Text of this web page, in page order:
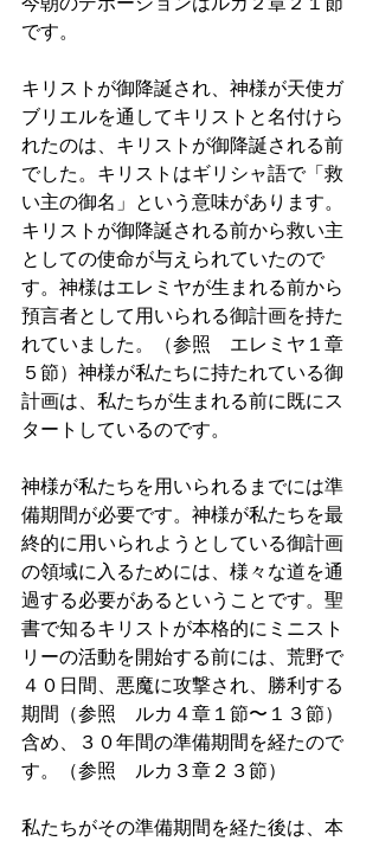
です。
キリストが御降誕され、神様が天使ガ
ブリエルを通してキリストと名付けら
れたのは、キリストが御降誕される前
でした。キリストはギリシャ語で「救
い主の御名」という意味があります。
キリストが御降誕される前から救い主
としての使命が与えられていたので
す。神様はエレミヤが生まれる前から
預言者として用いられる御計画を持た
れていました。（参照　エレミヤ１章
５節）神様が私たちに持たれている御
計画は、私たちが生まれる前に既にス
タートしているのです。
神様が私たちを用いられるまでには準
備期間が必要です。神様が私たちを最
終的に用いられようとしている御計画
の領域に入るためには、様々な道を通
過する必要があるということです。聖
書で知るキリストが本格的にミニスト
リーの活動を開始する前には、荒野で
４０日間、悪魔に攻撃され、勝利する
期間（参照　ルカ４章１節〜１３節）
含め、３０年間の準備期間を経たので
す。（参照　ルカ３章２３節）
私たちがその準備期間を経た後は、本